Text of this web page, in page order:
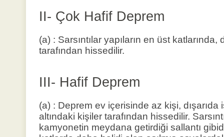
II- Çok Hafif Deprem
(a) : Sarsıntılar yapıların en üst
tarafından hissedilir.
III- Hafif Deprem
(a) : Deprem ev içerisinde az kişi,
altındaki kişiler tarafından hissedilir.
kamyonetin meydana getirdiği sallantı